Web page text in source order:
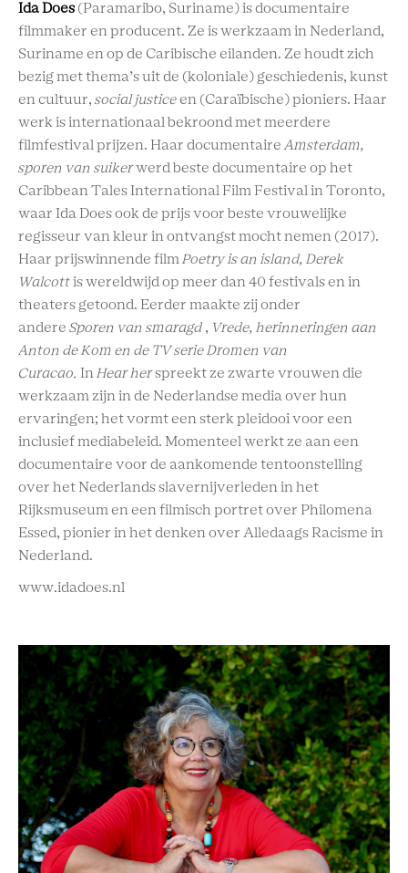
Ida Does (Paramaribo, Suriname) is documentaire
filmmaker en producent. Ze is werkzaam in Nederland,
Suriname en op de Caribische eilanden. Ze houdt zich
bezig met thema’s uit de (koloniale) geschiedenis, kunst
en cultuur, social justice en (Caraïbische) pioniers. Haar
werk is internationaal bekroond met meerdere
filmfestival prijzen. Haar documentaire Amsterdam,
sporen van suikerwerd beste documentaire op het
Caribbean Tales International Film Festival in Toronto,
waar Ida Does ook de prijs voor beste vrouwelijke
regisseur van kleur in ontvangst mocht nemen (2017).
Haar prijswinnende film Poetry is an island, Derek
Walcott is wereldwijd op meer dan 40 festivals en in
theaters getoond. Eerder maakte zij onder
andere Sporen van smaragd , Vrede, herinneringen aan
Anton de Kom en de TV serie Dromen van
Curacao. In Hear herspreekt ze zwarte vrouwen die
werkzaam zijn in de Nederlandse media over hun
ervaringen; het vormt een sterk pleidooi voor een
inclusief mediabeleid. Momenteel werkt ze aan een
documentaire voor de aankomende tentoonstelling
over het Nederlands slavernijverleden in het
Rijksmuseum en een filmisch portret over Philomena
Essed, pionier in het denken over Alledaags Racisme in
Nederland.
www.idadoes.nl